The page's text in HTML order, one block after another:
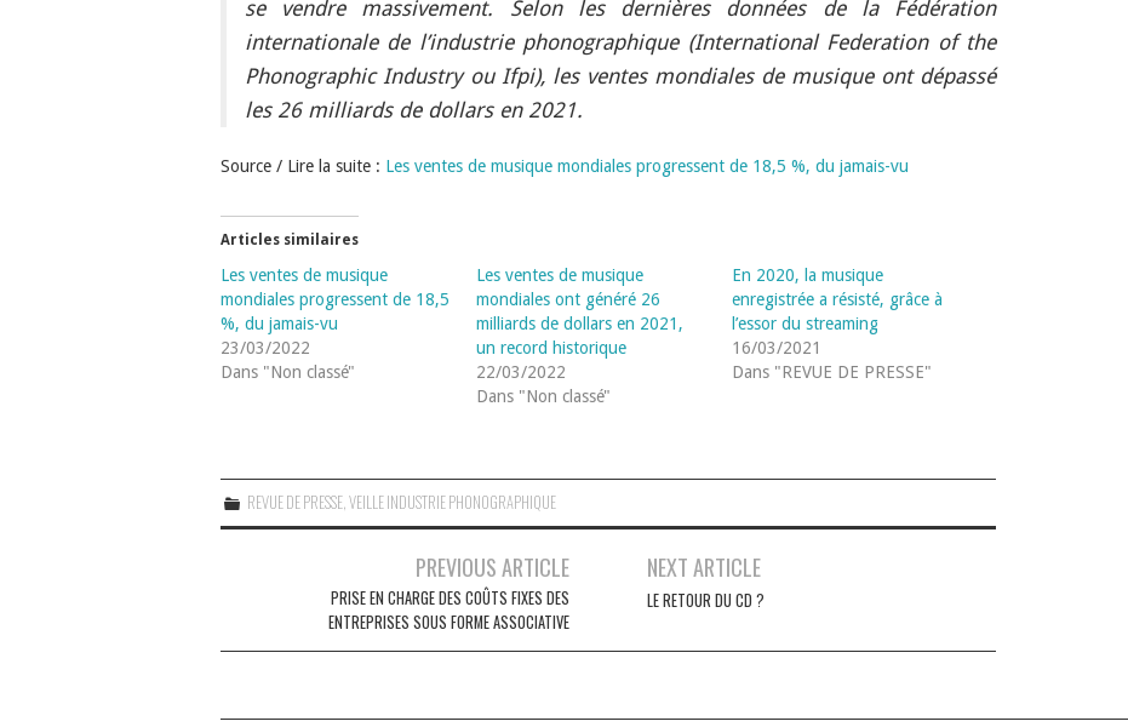
se vendre massivement. Selon les dernières données de la Fédération
internationale de l’industrie phonographique (International Federation of the
Phonographic Industry ou Ifpi), les ventes mondiales de musique ont dépassé
les 26 milliards de dollars en 2021.
Source / Lire la suite : Les ventes de musique mondiales progressent de 18,5 %, du jamais-vu
Articles similaires
Les ventes de musique
mondiales progressent de 18,5
%, du jamais-vu
23/03/2022
Dans "Non classé"
Les ventes de musique
mondiales ont généré 26
milliards de dollars en 2021,
un record historique
22/03/2022
Dans "Non classé"
En 2020, la musique
enregistrée a résisté, grâce à
l’essor du streaming
16/03/2021
Dans "REVUE DE PRESSE"
REVUE DE PRESSE,VEILLE INDUSTRIE PHONOGRAPHIQUE
PREVIOUS ARTICLE
PRISE EN CHARGE DES COÛTS FIXES DES
ENTREPRISES SOUS FORME ASSOCIATIVE
NEXT ARTICLE
LE RETOUR DU CD ?